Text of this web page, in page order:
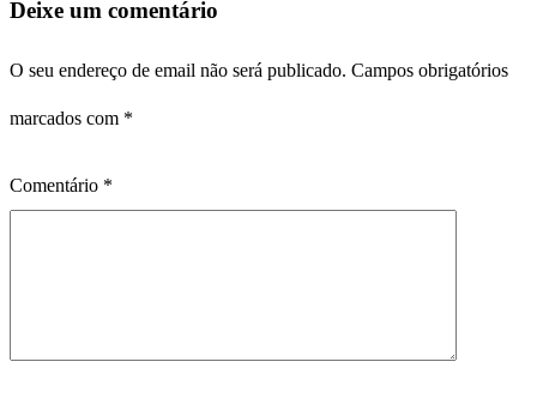
Deixe um comentário
O seu endereço de email não será publicado. Campos obrigatórios
marcados com *
Comentário *